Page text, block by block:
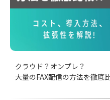
クラウド？オンプレ？
大量のFAX配信の方法を徹底